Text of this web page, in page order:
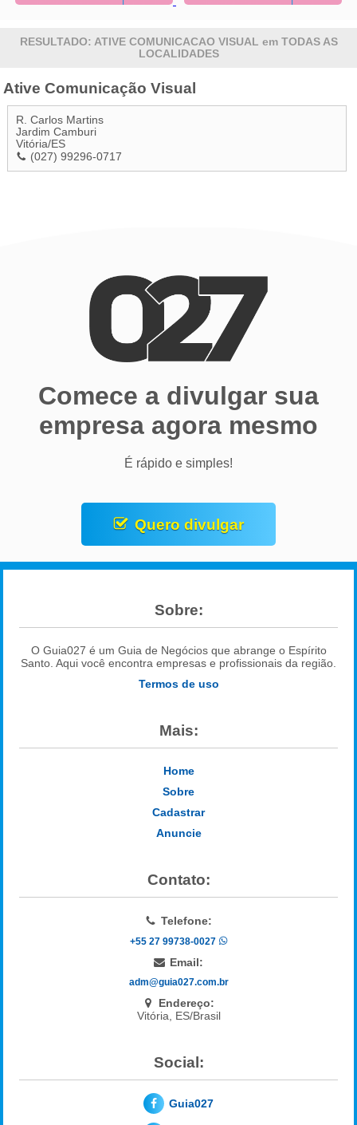
RESULTADO: ATIVE COMUNICACAO VISUAL em TODAS AS
LOCALIDADES
Ative Comunicação Visual
R. Carlos Martins
Jardim Camburi
Vitória/ES
(027) 99296-0717
Comece a divulgar sua
empresa agora mesmo
É rápido e simples!
Quero divulgar
Sobre:
O Guia027 é um Guia de Negócios que abrange o Espírito
Santo. Aqui você encontra empresas e profissionais da região.
Termos de uso
Mais:
Home
Sobre
Cadastrar
Anuncie
Contato:
Telefone:
+55 27 99738-0027
Email:
adm@guia027.com.br
Endereço:
Vitória, ES/Brasil
Social:
Guia027